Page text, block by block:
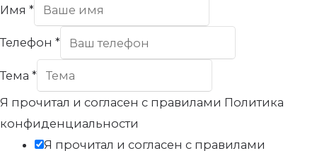
Имя *
Телефон *
Тема *
Я прочитал и согласен с правилами Политика
конфиденциальности
Я прочитал и согласен с правилами